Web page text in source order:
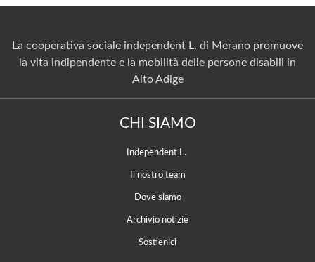
La cooperativa sociale independent L. di Merano promuove
la vita indipendente e la mobilità delle persone disabili in
Alto Adige
CHI SIAMO
Independent L.
Il nostro team
Dove siamo
Archivio notizie
Sostienici